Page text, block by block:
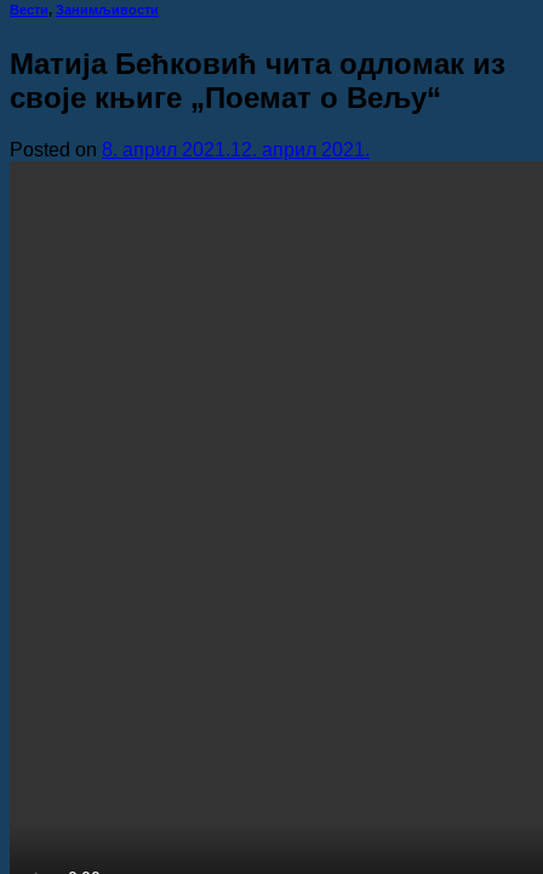
Вести, Занимљивости
Матија Бећковић чита одломак из
своје књиге „Поемат о Вељу“
Posted on 8. април 2021.12. април 2021.